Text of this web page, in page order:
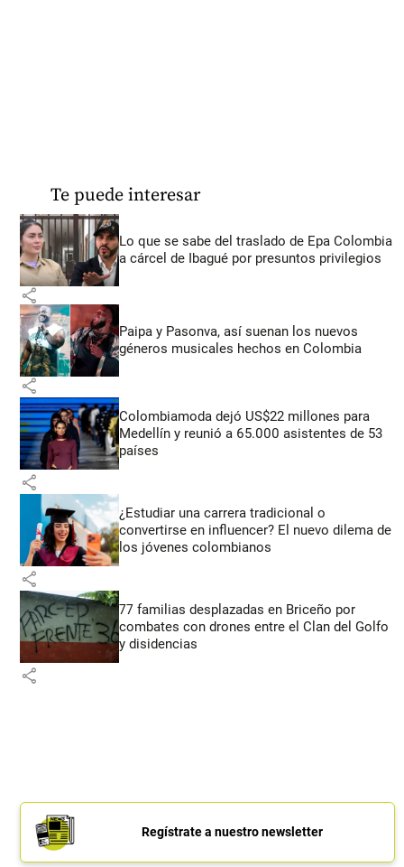
Te puede interesar
Lo que se sabe del traslado de Epa Colombia
a cárcel de Ibagué por presuntos privilegios
share
Paipa y Pasonva, así suenan los nuevos
géneros musicales hechos en Colombia
share
Colombiamoda dejó US$22 millones para
Medellín y reunió a 65.000 asistentes de 53
países
share
¿Estudiar una carrera tradicional o
convertirse en influencer? El nuevo dilema de
los jóvenes colombianos
share
77 familias desplazadas en Briceño por
combates con drones entre el Clan del Golfo
y disidencias
share
Regístrate a nuestro newsletter